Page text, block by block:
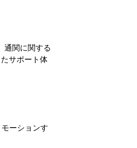
通関に関する
サポート体
ーションす